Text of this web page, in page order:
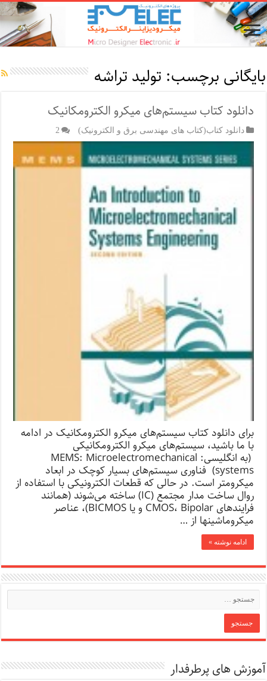
بایگانی برچسب: تولید تراشه
دانلود کتاب سیستم‌های میکرو الکترومکانیک
دانلود کتاب(کتاب های مهندسی برق و الکترونیک) 2
برای دانلود کتاب سیستم‌های میکرو الکترومکانیک در ادامه
با ما باشید،‌ سیستم‌های میکرو الکترومکانیکی
(به انگلیسی: MEMS: Microelectromechanical
systems) فناوری سیستم‌های بسیار کوچک در ابعاد
میکرومتر است. در حالی که قطعات الکترونیکی با استفاده از
روال ساخت مدار مجتمع (IC) ساخته می‌شوند (همانند
فرایندهای CMOS، Bipolar و یا BICMOS)، عناصر
میکروماشینها از …
ادامه نوشته »
آموزش های پرطرفدار